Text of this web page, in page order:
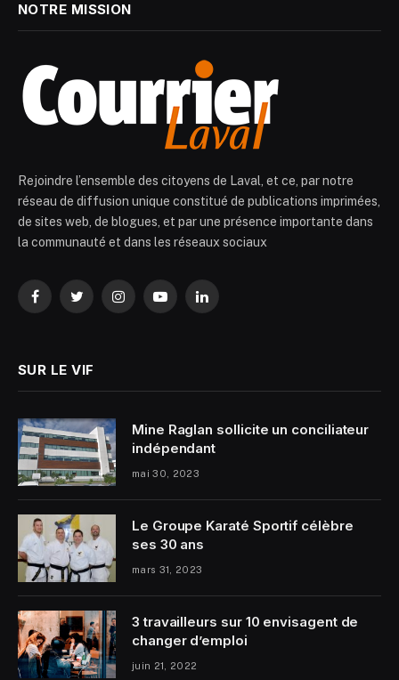
NOTRE MISSION
Rejoindre l’ensemble des citoyens de Laval, et ce, par notre
réseau de diffusion unique constitué de publications imprimées,
de sites web, de blogues, et par une présence importante dans
la communauté et dans les réseaux sociaux
FacebookTwitterInstagramYouTubeLinkedIn
SUR LE VIF
Mine Raglan sollicite un conciliateur
indépendant
mai 30, 2023
Le Groupe Karaté Sportif célèbre
ses 30 ans
mars 31, 2023
3 travailleurs sur 10 envisagent de
changer d’emploi
juin 21, 2022